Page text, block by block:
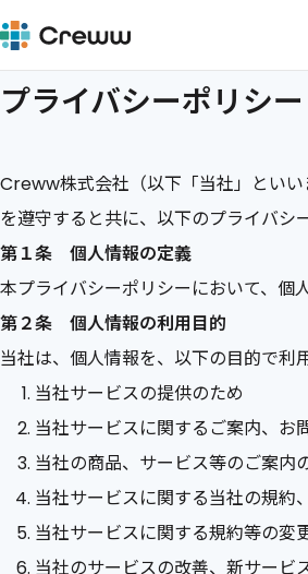
プライバシーポリシー
Creww株式会社（以下「当社」といい
を遵守すると共に、以下のプライバシ
第１条 個人情報の定義
本プライバシーポリシーにおいて、個
第２条 個人情報の利用目的
当社は、個人情報を、以下の目的で利
当社サービスの提供のため
当社サービスに関するご案内、お
当社の商品、サービス等のご案内
当社サービスに関する当社の規約
当社サービスに関する規約等の変
当社のサービスの改善、新サービ